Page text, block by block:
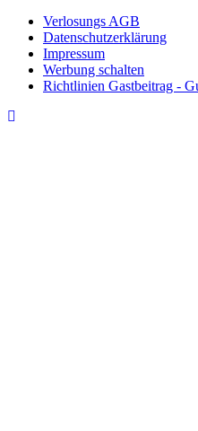
Verlosungs AGB
Datenschutzerklärung
Impressum
Werbung schalten
Richtlinien Gastbeitrag -